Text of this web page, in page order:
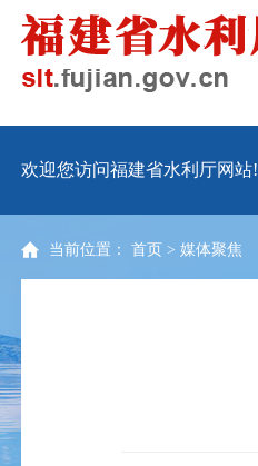
欢迎您访问福建省水利厅网站!
当前位置： 首页 >媒体聚焦